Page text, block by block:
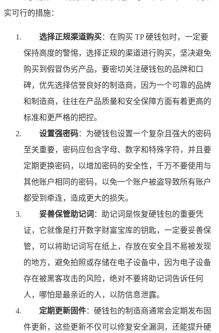
实可行的措施：
选择正规渠道购买：在购买 TP 硬钱包时，一定要
保持高度的警惕，选择正规的渠道进行购买，坚决避免
购买到假冒伪劣产品，要密切关注硬钱包的品牌和口
碑，优先选择信誉良好的制造商，因为一个可靠的品牌
和制造商，往往在产品质量和安全保障方面有着更高的
标准和更严格的把控。
设置强密码：为硬钱包设置一个复杂且强大的密码
至关重要，密码应包含字母、数字和特殊字符，并且要
定期更换密码，以增加密码的安全性，千万不要使用与
其他账户相同的密码，以免一个账户被盗导致所有账户
都受到牵连，造成更大的损失。
妥善保管助记词 ：助记词是恢复硬钱包的重要凭
证，它就像是打开数字财富宝库的钥匙，一定要妥善保
管，可以将助记词写在纸上，存放在安全且不易被发现
的地方，避免拍照或存储在电子设备中，因为电子设备
存在被黑客攻击的风险，绝对不要将助记词告诉任何
人，哪怕是最亲近的人，以防信息泄露。
定期更新固件：硬钱包的制造商通常会定期发布固
件更新，这些更新不仅可以修复安全漏洞，还能提升硬